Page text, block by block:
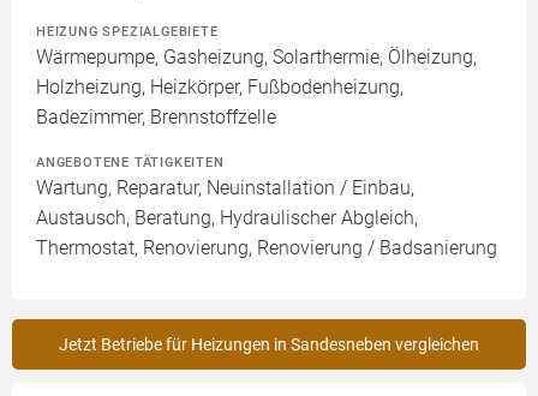
HEIZUNG SPEZIALGEBIETE
Wärmepumpe, Gasheizung, Solarthermie, Ölheizung,
Holzheizung, Heizkörper, Fußbodenheizung,
Badezimmer, Brennstoffzelle
ANGEBOTENE TÄTIGKEITEN
Wartung, Reparatur, Neuinstallation / Einbau,
Austausch, Beratung, Hydraulischer Abgleich,
Thermostat, Renovierung, Renovierung / Badsanierung
Jetzt Betriebe für Heizungen in Sandesneben vergleichen